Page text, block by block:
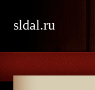
sldal.ru